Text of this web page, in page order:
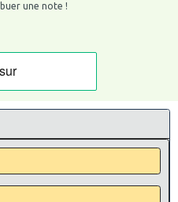
une note !